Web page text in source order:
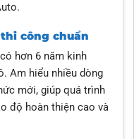
công chuẩn
hơn 6 năm kinh
Am hiểu nhiều dòng
mới, giúp quá trình
độ hoàn thiện cao và